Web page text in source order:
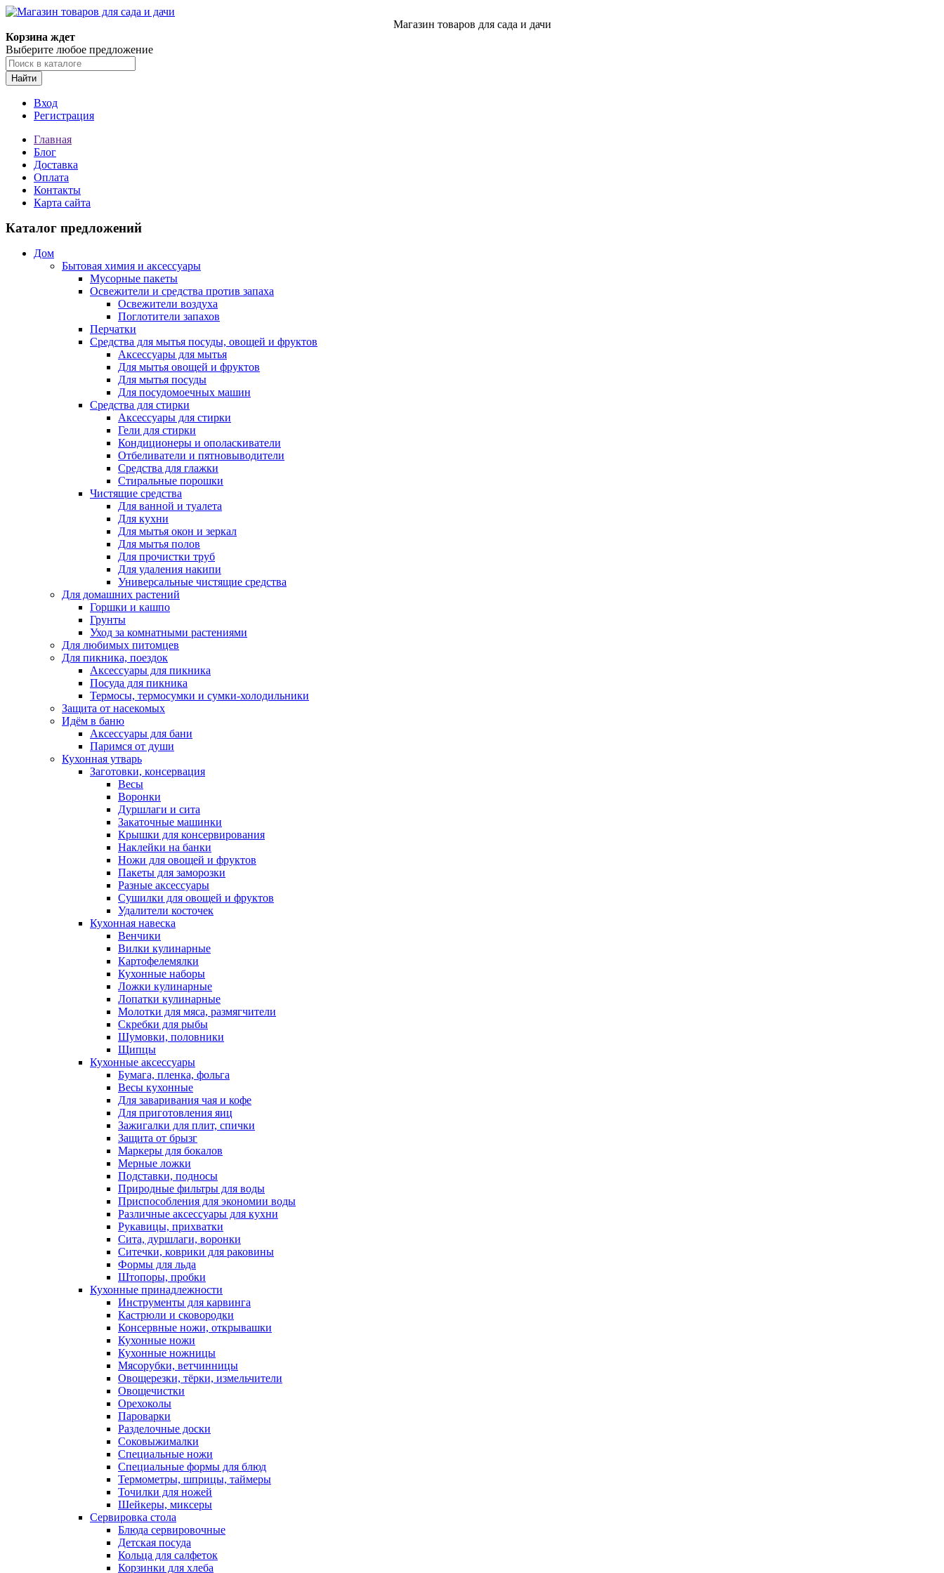
Магазин товаров для сада и дачи
Корзина ждет
Выберите любое предложение
Найти
Вход
Регистрация
Главная
Блог
Доставка
Оплата
Контакты
Карта сайта
Каталог предложений
Дом
Бытовая химия и аксессуары
Мусорные пакеты
Освежители и средства против запаха
Освежители воздуха
Поглотители запахов
Перчатки
Средства для мытья посуды, овощей и фруктов
Аксессуары для мытья
Для мытья овощей и фруктов
Для мытья посуды
Для посудомоечных машин
Средства для стирки
Аксессуары для стирки
Гели для стирки
Кондиционеры и ополаскиватели
Отбеливатели и пятновыводители
Средства для глажки
Стиральные порошки
Чистящие средства
Для ванной и туалета
Для кухни
Для мытья окон и зеркал
Для мытья полов
Для прочистки труб
Для удаления накипи
Универсальные чистящие средства
Для домашних растений
Горшки и кашпо
Грунты
Уход за комнатными растениями
Для любимых питомцев
Для пикника, поездок
Аксессуары для пикника
Посуда для пикника
Термосы, термосумки и сумки-холодильники
Защита от насекомых
Идём в баню
Аксессуары для бани
Паримся от души
Кухонная утварь
Заготовки, консервация
Весы
Воронки
Дуршлаги и сита
Закаточные машинки
Крышки для консервирования
Наклейки на банки
Ножи для овощей и фруктов
Пакеты для заморозки
Разные аксессуары
Сушилки для овощей и фруктов
Удалители косточек
Кухонная навеска
Венчики
Вилки кулинарные
Картофелемялки
Кухонные наборы
Ложки кулинарные
Лопатки кулинарные
Молотки для мяса, размягчители
Скребки для рыбы
Шумовки, половники
Щипцы
Кухонные аксессуары
Бумага, пленка, фольга
Весы кухонные
Для заваривания чая и кофе
Для приготовления яиц
Зажигалки для плит, спички
Защита от брызг
Маркеры для бокалов
Мерные ложки
Подставки, подносы
Природные фильтры для воды
Приспособления для экономии воды
Различные аксессуары для кухни
Рукавицы, прихватки
Сита, дуршлаги, воронки
Ситечки, коврики для раковины
Формы для льда
Штопоры, пробки
Кухонные принадлежности
Инструменты для карвинга
Кастрюли и сковородки
Консервные ножи, открывашки
Кухонные ножи
Кухонные ножницы
Мясорубки, ветчинницы
Овощерезки, тёрки, измельчители
Овощечистки
Орехоколы
Пароварки
Разделочные доски
Соковыжималки
Специальные ножи
Специальные формы для блюд
Термометры, шприцы, таймеры
Точилки для ножей
Шейкеры, миксеры
Сервировка стола
Блюда сервировочные
Детская посуда
Кольца для салфеток
Корзинки для хлеба